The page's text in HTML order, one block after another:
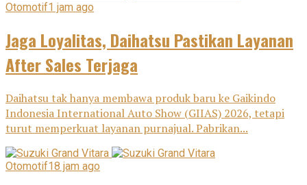
Otomotif1 jam ago
Jaga Loyalitas, Daihatsu Pastikan Layanan
After Sales Terjaga
Daihatsu tak hanya membawa produk baru ke Gaikindo
Indonesia International Auto Show (GIIAS) 2026, tetapi
turut memperkuat layanan purnajual. Pabrikan...
Otomotif18 jam ago